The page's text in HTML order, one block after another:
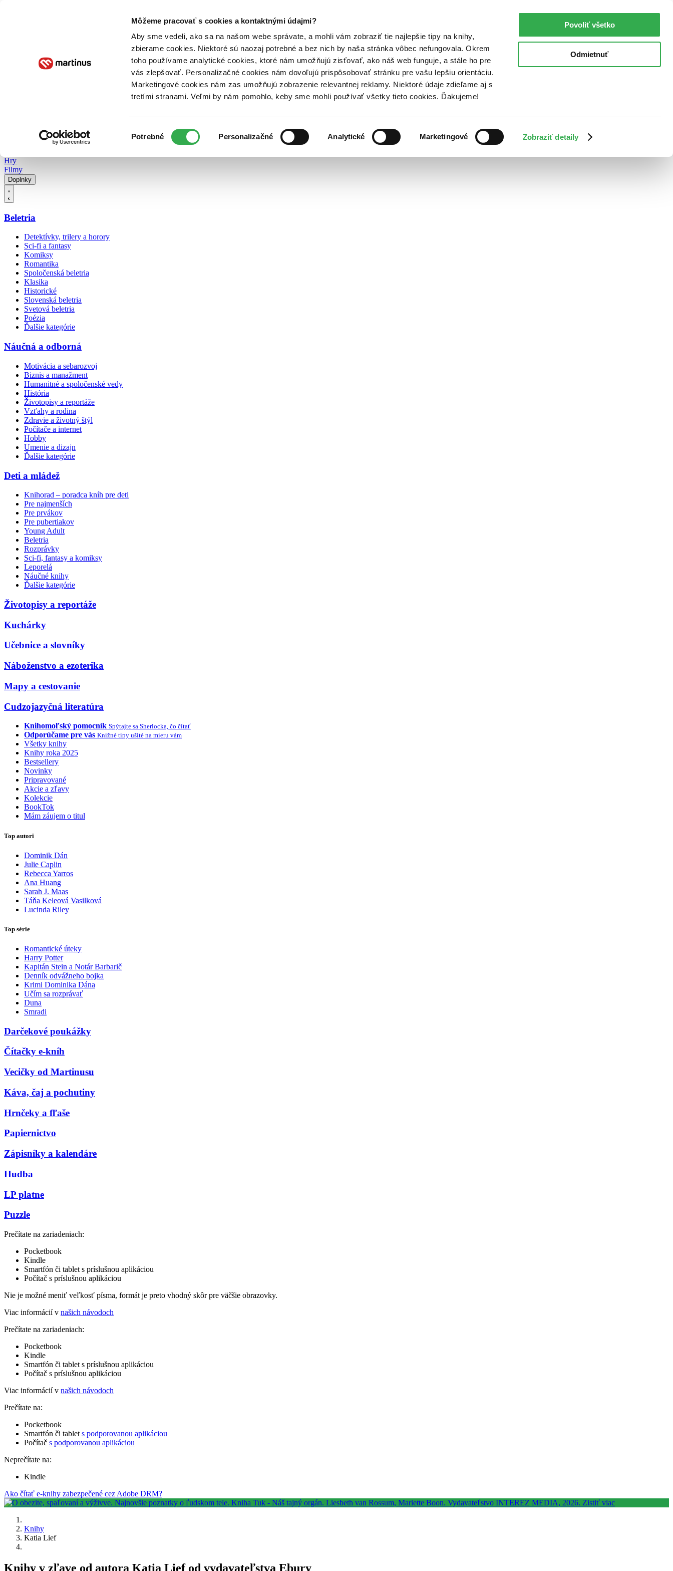
Môžeme pracovať s cookies a kontaktnými údajmi?
Aby sme vedeli, ako sa na našom webe správate, a mohli vám zobraziť tie najlepšie tipy na knihy,
zbierame cookies. Niektoré sú naozaj potrebné a bez nich by naša stránka vôbec nefungovala. Okrem
toho používame analytické cookies, ktoré nám umožňujú zisťovať, ako náš web funguje, a stále ho pre
vás zlepšovať. Personalizačné cookies nám dovoľujú prispôsobovať stránku pre vašu lepšiu orientáciu.
Marketingové cookies nám zas umožňujú zobrazenie relevantnej reklamy. Niektoré údaje zdieľame aj s
tretími stranami. Veľmi by nám pomohlo, keby sme mohli používať všetky tieto cookies. Ďakujeme!
súhlasu
Potrebné Personalizačné Analytické Marketingové Zobraziť detaily
Povoliť všetko
Odmietnuť
Poukážky Kontakt
Hry
Filmy
Doplnky
Beletria
Detektívky, trilery a horory
Sci-fi a fantasy
Komiksy
Romantika
Spoločenská beletria
Klasika
Historické
Slovenská beletria
Svetová beletria
Poézia
Ďalšie kategórie
Náučná a odborná
Motivácia a sebarozvoj
Biznis a manažment
Humanitné a spoločenské vedy
História
Životopisy a reportáže
Vzťahy a rodina
Zdravie a životný štýl
Počítače a internet
Hobby
Umenie a dizajn
Ďalšie kategórie
Deti a mládež
Knihorad – poradca kníh pre deti
Pre najmenších
Pre prvákov
Pre pubertiakov
Young Adult
Beletria
Rozprávky
Sci-fi, fantasy a komiksy
Leporelá
Náučné knihy
Ďalšie kategórie
Životopisy a reportáže
Kuchárky
Učebnice a slovníky
Náboženstvo a ezoterika
Mapy a cestovanie
Cudzojazyčná literatúra
Knihomoľský pomocník Spýtajte sa Sherlocka, čo čítať
Odporúčame pre vás Knižné tipy ušité na mieru vám
Všetky knihy
Knihy roka 2025
Bestsellery
Novinky
Pripravované
Akcie a zľavy
Kolekcie
BookTok
Mám záujem o titul
Top autori
Dominik Dán
Julie Caplin
Rebecca Yarros
Ana Huang
Sarah J. Maas
Táňa Keleová Vasilková
Lucinda Riley
Top série
Romantické úteky
Harry Potter
Kapitán Stein a Notár Barbarič
Denník odvážneho bojka
Krimi Dominika Dána
Učím sa rozprávať
Duna
Smradi
Darčekové poukážky
Čítačky e-kníh
Vecičky od Martinusu
Káva, čaj a pochutiny
Hrnčeky a fľaše
Papiernictvo
Zápisníky a kalendáre
Hudba
LP platne
Puzzle
Prečítate na zariadeniach:
Pocketbook
Kindle
Smartfón či tablet s príslušnou aplikáciou
Počítač s príslušnou aplikáciou
Nie je možné meniť veľkosť písma, formát je preto vhodný skôr pre väčšie obrazovky.
Viac informácií v našich návodoch
Prečítate na zariadeniach:
Pocketbook
Kindle
Smartfón či tablet s príslušnou aplikáciou
Počítač s príslušnou aplikáciou
Viac informácií v našich návodoch
Prečítate na:
Pocketbook
Smartfón či tablet s podporovanou aplikáciou
Počítač s podporovanou aplikáciou
Neprečítate na:
Kindle
Ako čítať e-knihy zabezpečené cez Adobe DRM?
Knihy
Katia Lief
Knihy v zľave od autora Katia Lief od vydavateľstva Ebury